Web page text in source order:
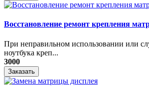
Восстановление ремонт крепления
При неправильном использовании или
ноутбука креп...
3000
Заказать